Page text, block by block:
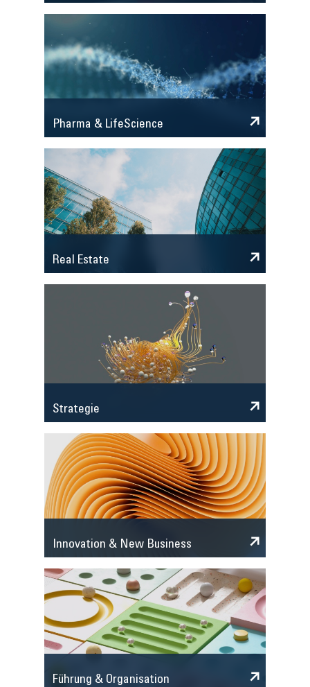
Pharma & LifeScience
Real Estate
Strategie
Innovation & New Business
Führung & Organisation